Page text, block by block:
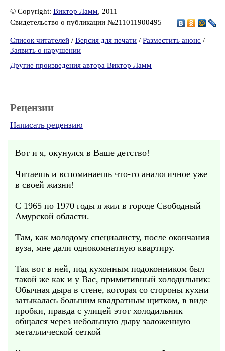
© Copyright: Виктор Ламм, 2011
Свидетельство о публикации №211011900495
Список читателей / Версия для печати / Разместить анонс /
Заявить о нарушении
Другие произведения автора Виктор Ламм
Рецензии
Написать рецензию
Вот и я, окунулся в Ваше детство!
Читаешь и вспоминаешь что-то аналогичное уже
в своей жизни!
С 1965 по 1970 годы я жил в городе Свободный
Амурской области.
Там, как молодому специалисту, после окончания
вуза, мне дали однокомнатную квартиру.
Так вот в ней, под кухонным подоконником был
такой же как и у Вас, примитивный холодильник:
Обычная дыра в стене, которая со стороны кухни
затыкалась большим квадратным щитком, в виде
пробки, правда с улицей этот холодильник
общался через небольшую дыру заложенную
металлической сеткой